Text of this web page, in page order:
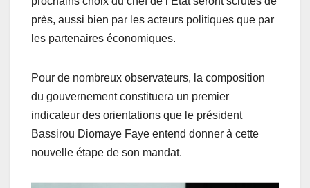
près, aussi bien par les acteurs politiques que par
les partenaires économiques.
Pour de nombreux observateurs, la composition
du gouvernement constituera un premier
indicateur des orientations que le président
Bassirou Diomaye Faye entend donner à cette
nouvelle étape de son mandat.